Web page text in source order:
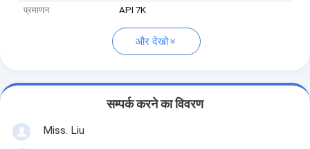
प्रमाणन
API 7K
और देखो
सम्पर्क करने का विवरण
Miss. Liu